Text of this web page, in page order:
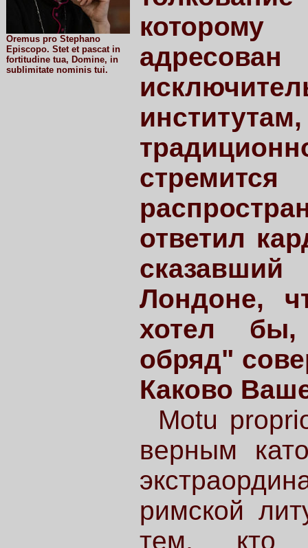
Oremus pro Stephano
Episcopo. Stet et pascat in
fortitudine tua, Domine, in
sublimitate nominis tui.
ответил
Лондоне,
хотел бы,
обряд"
Каково
Motu
верным
римской
тем, кто